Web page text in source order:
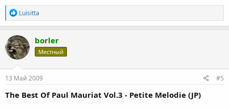
Р
е
а
к
ц
и
и
:
Luisitta
borler
Местный
13 Май 2009 #5
The Best Of Paul Mauriat Vol.3 - Petite Melodie (JP)